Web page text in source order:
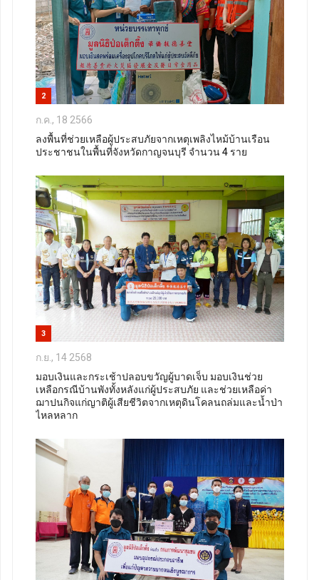
2
ก.ค., 18 2566
ลงพื้นที่ช่วยเหลือผู้ประสบภัยจากเหตุเพลิงไหม้บ้านเรือน
ประชาชนในพื้นที่จังหวัดกาญจนบุรี จำนวน 4 ราย
3
ก.ย., 14 2568
มอบเงินและกระเช้าปลอบขวัญผู้บาดเจ็บ มอบเงินช่วย
เหลือกรณีบ้านพังทั้งหลังแก่ผู้ประสบภัย และช่วยเหลือค่า
ฌาปนกิจแก่ญาติผู้เสียชีวิตจากเหตุดินโคลนถล่มและน้ำป่า
ไหลหลาก